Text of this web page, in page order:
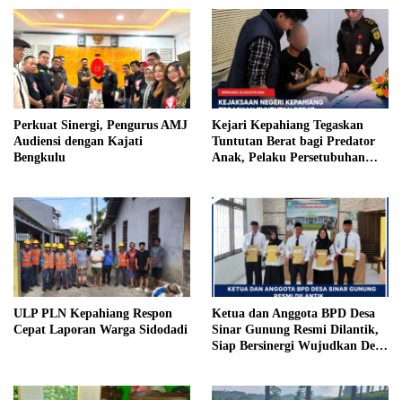
Perkuat Sinergi, Pengurus AMJ
Audiensi dengan Kajati
Bengkulu
Kejari Kepahiang Tegaskan
Tuntutan Berat bagi Predator
Anak, Pelaku Persetubuhan
Penjara
ULP PLN Kepahiang Respon
Cepat Laporan Warga Sidodadi
Ketua dan Anggota BPD Desa
Sinar Gunung Resmi Dilantik,
Siap Bersinergi Wujudkan Desa